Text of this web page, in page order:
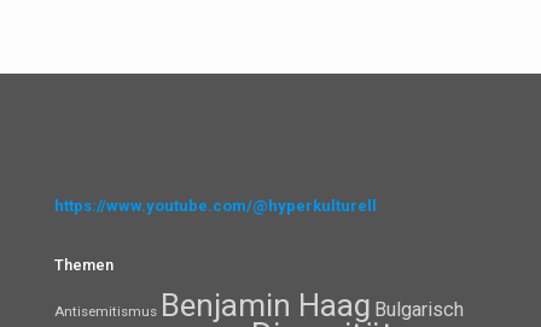
https://www.youtube.com/@hyperkulturell
Themen
Antisemitismus Benjamin Haag Bulgarisch